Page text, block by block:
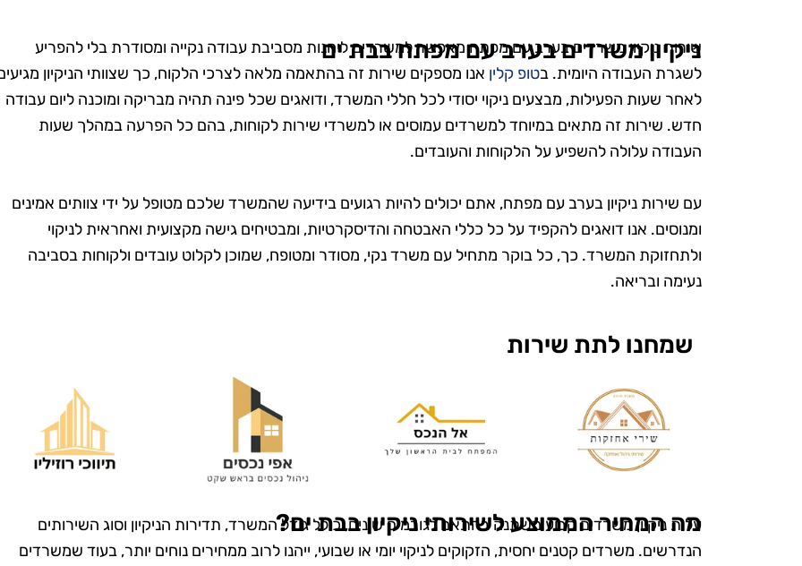
ניקיון משרדים בערב עם מפתח בבת ים
שירות ניקיון משרדים בערב עם מפתח מאפשר למשרדים ליהנות מסביבת עבודה נקייה ומסודרת בלי להפריע
לשגרת העבודה היומית. בטופ קלין אנו מספקים שירות זה בהתאמה מלאה לצרכי הלקוח, כך שצוותי הניקיון
לאחר שעות הפעילות, מבצעים ניקוי יסודי לכל חללי המשרד, ודואגים שכל פינה תהיה מבריקה ומוכנה ליום עבודה
חדש. שירות זה מתאים במיוחד למשרדים עמוסים או למשרדי שירות לקוחות, בהם כל הפרעה במהלך שעות
העבודה עלולה להשפיע על הלקוחות והעובדים.
עם שירות ניקיון בערב עם מפתח, אתם יכולים להיות רגועים בידיעה שהמשרד שלכם מטופל על ידי צוותים אמינים
ומנוסים. אנו דואגים להקפיד על כל כללי האבטחה והדיסקרטיות, ומבטיחים גישה מקצועית ואחראית לניקוי
ולתחזוקת המשרד. כך, כל בוקר מתחיל עם משרד נקי, מסודר ומטופח, שמוכן לקלוט עובדים ולקוחות בסביבה
נעימה ובריאה.
שמחנו לתת שירות
מה המחיר הממוצע לשירותי ניקיון בבת ים?
עלות ניקיון משרדים קבוע משתנה בהתאם לגורמים שונים, כולל גודל המשרד, תדירות הניקיון וסוג השירותים
הנדרשים. משרדים קטנים יחסית, הזקוקים לניקוי יומי או שבועי, ייהנו לרוב ממחירים נוחים יותר, בעוד שמשרדים
הפרטים הקטנים, וגם
הקפידו להשתמש בחומרים
אין ספק שאמשיך להשתמש
בשירותיהם."
שמרית סבג
רמת גן
התאכזבתי. הצוות הגיע
בזמן, היה מאוד מקצועי
והשאיר את הבית נקי
ומסודר בדיוק כמו שציפיתי.
שלהם שוב בעתיד!"
רועי בן-דוד
בת ים